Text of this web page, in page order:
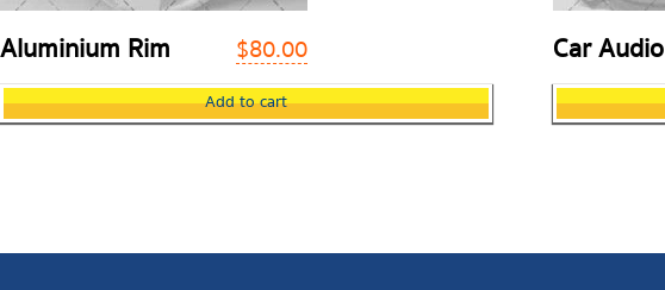
$80.00
Aluminium Rim
Add to cart
Car Audio